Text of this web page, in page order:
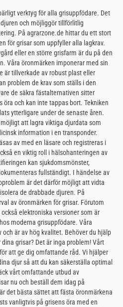
verktyg för alla grisuppfödare. Det
och möjliggör tillförlitlig
På agrarzone.de hittar du ett stort
för grisar som uppfyller alla lagkrav.
eller en större grisfarm är du på den
Våra öronmärken imponerar med sin
är tillverkade av robust plast eller
problem de krav som ställs i den
de säkra fästalternativen sitter
och kan inte tappas bort. Tekniken
ytterligare under de senaste åren.
att lagra viktiga djurdata som
information i en transponder.
av med en läsare och registreras i
en viktig roll i hälsohanteringen av
kan sjukdomsmönster,
fullständigt. I händelse av
är det därför möjligt att vidta
de drabbade djuren. På
av öronmärken för grisar. Förutom
elektroniska versioner som är
moderna grisuppfödare. Våra
är av hög kvalitet. Behöver du hjälp
grisar? Det är inga problem! Vårt
att ge dig omfattande råd. Vi hjälper
djur så att du kan säkerställa optimal
vårt omfattande utbud av
nu och beställ dem idag på
det bästa sättet att fästa öronmärkena
vanligtvis på grisens öra med en